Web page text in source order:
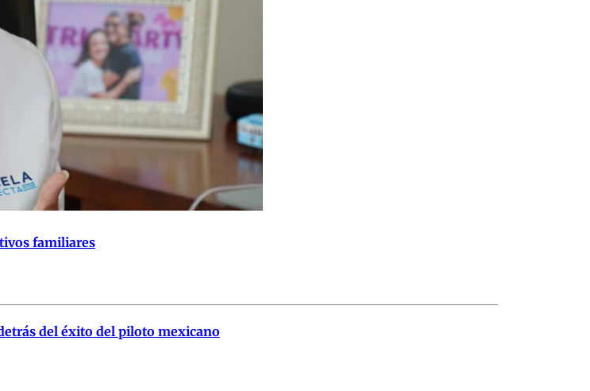
familiares
del éxito del piloto mexicano